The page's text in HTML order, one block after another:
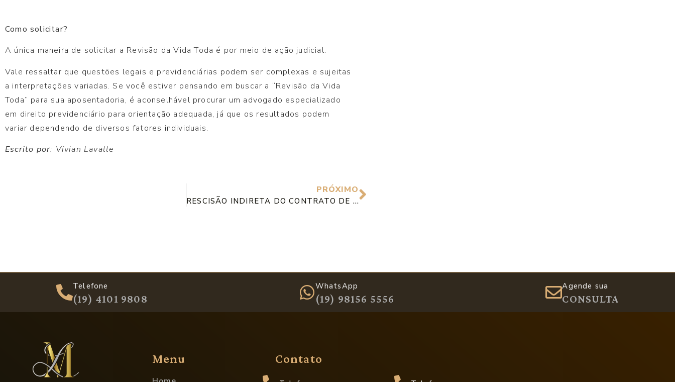
Como solicitar?
A única maneira de solicitar a Revisão da Vida Toda é por meio de ação judicial.
Vale ressaltar que questões legais e previdenciárias podem ser complexas e sujeitas
a interpretações variadas. Se você estiver pensando em buscar a “Revisão da Vida
Toda” para sua aposentadoria, é aconselhável procurar um advogado especializado
em direito previdenciário para orientação adequada, já que os resultados podem
variar dependendo de diversos fatores individuais.
Escrito por: Vívian Lavalle
PRÓXIMO
RESCISÃO INDIRETA DO CONTRATO DE TRABALHO – O QUE É E QUEM TEM DIREITO?
Telefone
(19) 4101 9808
WhatsApp
(19) 98156 5556
Agende sua
CONSULTA
Menu Contato